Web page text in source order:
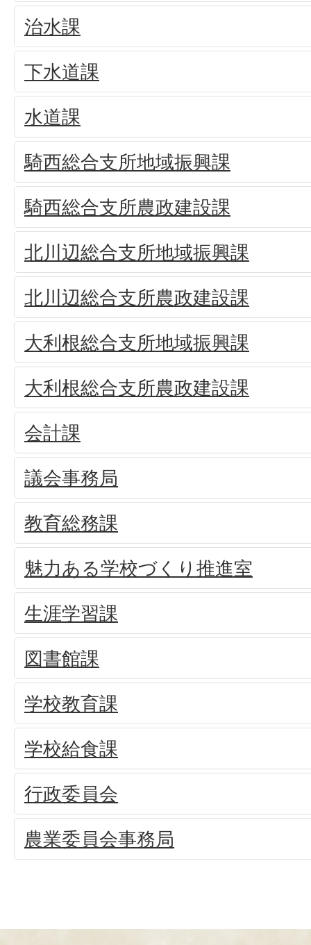
治水課
下水道課
水道課
騎西総合支所地域振興課
騎西総合支所農政建設課
北川辺総合支所地域振興課
北川辺総合支所農政建設課
大利根総合支所地域振興課
大利根総合支所農政建設課
会計課
議会事務局
教育総務課
魅力ある学校づくり推進室
生涯学習課
図書館課
学校教育課
学校給食課
行政委員会
農業委員会事務局